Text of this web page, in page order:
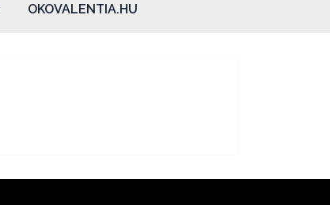
OKOVALENTIA.HU